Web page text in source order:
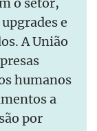
e
A União
humanos
a
por